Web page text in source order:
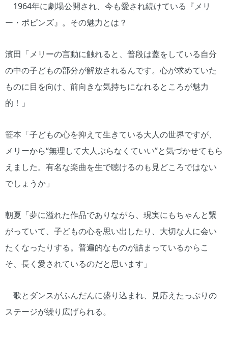
1964年に劇場公開され、今も愛され続けている『メリ
ー・ポピンズ』。その魅力とは？
濱田「メリーの言動に触れると、普段は蓋をしている自分
の中の子どもの部分が解放されるんです。心が求めていた
ものに目を向け、前向きな気持ちになれるところが魅力
的！」
笹本「子どもの心を抑えて生きている大人の世界ですが、
メリーから“無理して大人ぶらなくていい”と気づかせてもら
えました。有名な楽曲を生で聴けるのも見どころではない
でしょうか」
朝夏「夢に溢れた作品でありながら、現実にもちゃんと繋
がっていて、子どもの心を思い出したり、大切な人に会い
たくなったりする。普遍的なものが詰まっているからこ
そ、長く愛されているのだと思います」
歌とダンスがふんだんに盛り込まれ、見応えたっぷりの
ステージが繰り広げられる。